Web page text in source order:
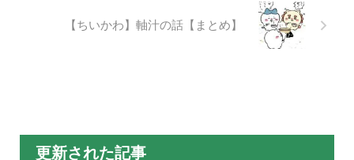
【ちいかわ】軸汁の話【まとめ】
更新された記事